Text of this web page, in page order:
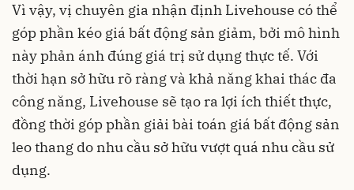
Vì vậy, vị chuyên gia nhận định Livehouse có thể
góp phần kéo giá bất động sản giảm, bởi mô hình
này phản ánh đúng giá trị sử dụng thực tế. Với
thời hạn sở hữu rõ ràng và khả năng khai thác đa
công năng, Livehouse sẽ tạo ra lợi ích thiết thực,
đồng thời góp phần giải bài toán giá bất động sản
leo thang do nhu cầu sở hữu vượt quá nhu cầu sử
dụng.